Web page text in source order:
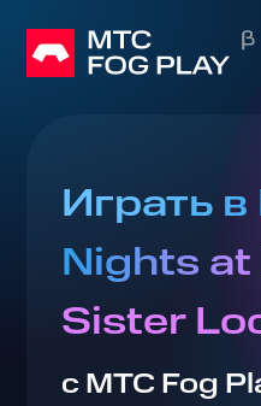
Играть в
Nights
Sister
с МТС Fog